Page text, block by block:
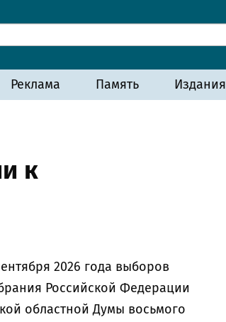
Реклама Память Издания
к
2026 года выборов
Российской Федерации
областной Думы восьмого